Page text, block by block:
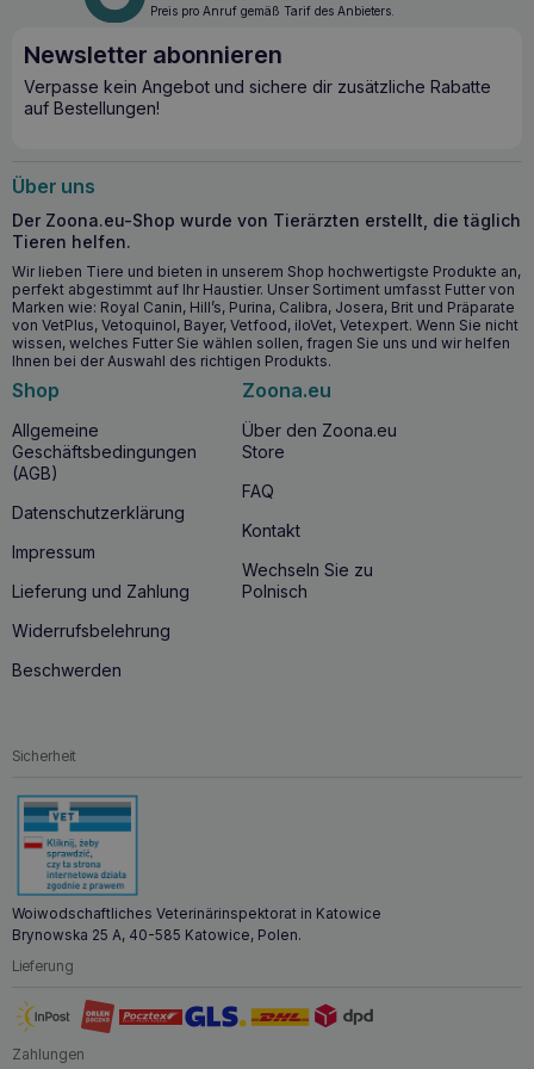
Die wichtigsten gesundheitlichen Vorteile
– RAW PALEO sterilisiertes Katzenfutter
Rind 100g
Gewichtskontrolle
Muskulatur und Kondition
Ideal für Katzen
Übergewicht oder Fettleibigkeit.
Speziell auf die Bedürfnisse vonsterilisierten und
kastrierten Katzenabgestimmt.
RAW PALEO Futter für sterilisierte Katzen
Rindfleisch 100g – Ab wann sollten Sie es
verwenden?
RAW PALEO Futter für sterilisierte Katzen Rindfleisch
100g kann sofortnach der Sterilisation
aufgenommen werden. Es ist die ideale Wahl für
erwachsene Katzen, die aufgrund ihrerNeigung zu
Übergewichteine besondere Ernährungspflege
benötigen.
RAW PALEO sterilisiertes Katzenfutter Rind
Preis pro Anruf gemäß Tarif des Anbieters.
Newsletter abonnieren
Verpasse kein Angebot und sichere dir zusätzliche Rabatte
auf Bestellungen!
Über uns
Der Zoona.eu-Shop wurde von Tierärzten erstellt, die täglich
Tieren helfen.
Wir lieben Tiere und bieten in unserem Shop hochwertigste Produkte an,
perfekt abgestimmt auf Ihr Haustier. Unser Sortiment umfasst Futter von
Marken wie: Royal Canin, Hill’s, Purina, Calibra, Josera, Brit und Präparate
von VetPlus, Vetoquinol, Bayer, Vetfood, iloVet, Vetexpert. Wenn Sie nicht
wissen, welches Futter Sie wählen sollen, fragen Sie uns und wir helfen
Ihnen bei der Auswahl des richtigen Produkts.
Shop
Allgemeine
Geschäftsbedingungen
(AGB)
Datenschutzerklärung
Impressum
Lieferung und Zahlung
Widerrufsbelehrung
Beschwerden
Zoona.eu
Über den Zoona.eu
Store
FAQ
Kontakt
Wechseln Sie zu
Polnisch
Sicherheit
Woiwodschaftliches Veterinärinspektorat in Katowice
Brynowska 25 A, 40-585 Katowice, Polen.
Lieferung
Zahlungen